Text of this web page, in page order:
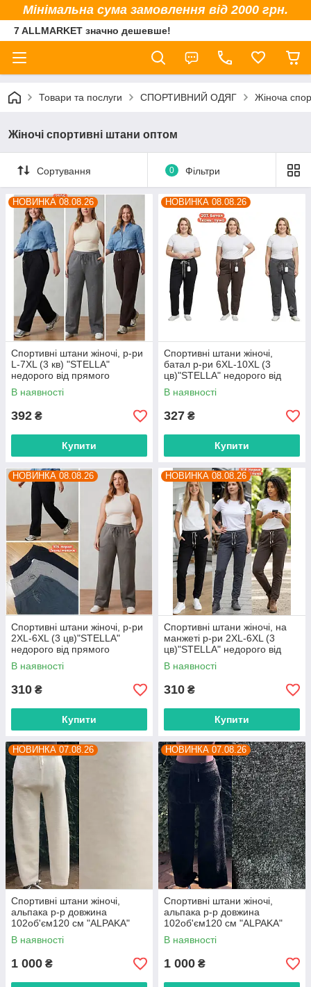
Мінімальна сума замовлення від 2000 грн.
7 ALLMARKET значно дешевше!
Товари та послуги СПОРТИВНИЙ ОДЯГ Жіноча
Жіночі спортивні штани оптом
Сортування 0 Фільтри
НОВИНКА 08.08.26
Спортивні штани жіночі, р-ри
L-7XL (3 кв) "STELLA"
недорого від прямого
постачальника
В наявності
392 ₴
Купити
НОВИНКА 08.08.26
Спортивні штани жіночі,
батал р-ри 6XL-10XL (3
цв)"STELLA" недорого від
прямого постачальника
В наявності
327 ₴
Купити
НОВИНКА 08.08.26
Спортивні штани жіночі, р-ри
2XL-6XL (3 цв)"STELLA"
недорого від прямого
постачальника
В наявності
310 ₴
Купити
НОВИНКА 08.08.26
Спортивні штани жіночі, на
манжеті р-ри 2XL-6XL (3
цв)"STELLA" недорого від
прямого постачальника
В наявності
310 ₴
Купити
НОВИНКА 07.08.26
Спортивні штани жіночі,
альпака р-р довжина
102об'єм120 см "ALPAKA"
недорого від прямого
постачальника
В наявності
1 000 ₴
НОВИНКА 07.08.26
Спортивні штани жіночі,
альпака р-р довжина
102об'єм120 см "ALPAKA"
недорого від прямого
постачальника
В наявності
1 000 ₴